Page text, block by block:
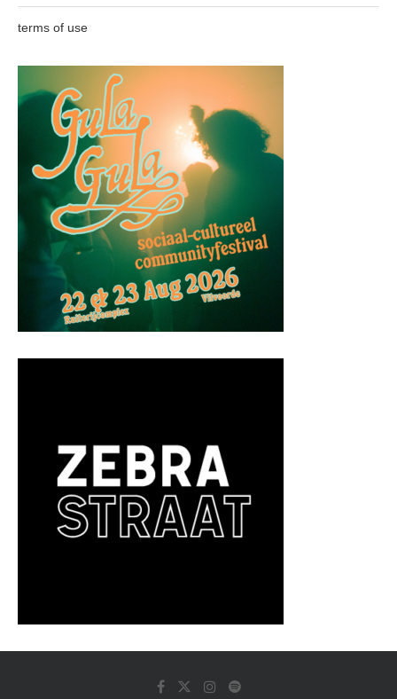
terms of use